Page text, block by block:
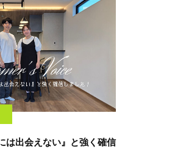
は出会えない』と強く確信